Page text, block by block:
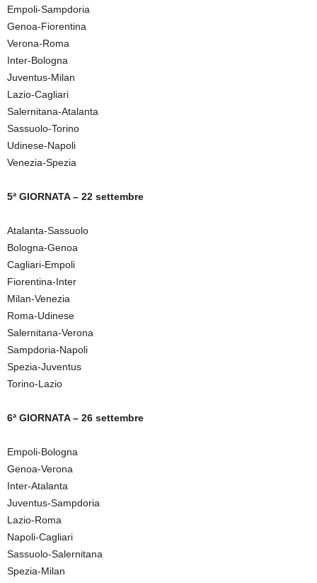
Empoli-Sampdoria
Genoa-Fiorentina
Verona-Roma
Inter-Bologna
Juventus-Milan
Lazio-Cagliari
Salernitana-Atalanta
Sassuolo-Torino
Udinese-Napoli
Venezia-Spezia
5ª GIORNATA – 22 settembre
Atalanta-Sassuolo
Bologna-Genoa
Cagliari-Empoli
Fiorentina-Inter
Milan-Venezia
Roma-Udinese
Salernitana-Verona
Sampdoria-Napoli
Spezia-Juventus
Torino-Lazio
6ª GIORNATA – 26 settembre
Empoli-Bologna
Genoa-Verona
Inter-Atalanta
Juventus-Sampdoria
Lazio-Roma
Napoli-Cagliari
Sassuolo-Salernitana
Spezia-Milan